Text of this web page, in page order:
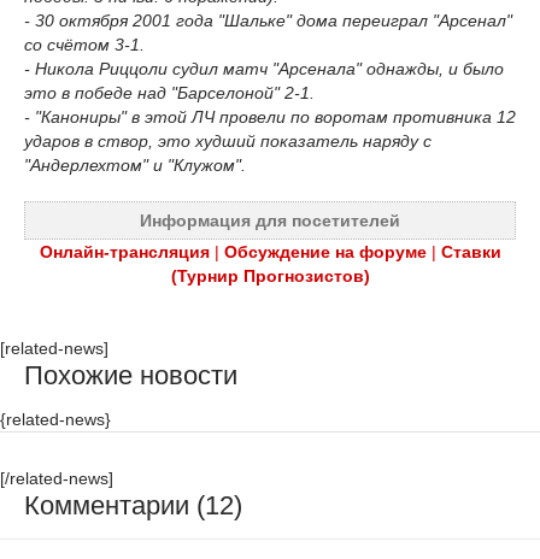
- 30 октября 2001 года "Шальке" дома переиграл "Арсенал"
со счётом 3-1.
- Никола Риццоли судил матч "Арсенала" однажды, и было
это в победе над "Барселоной" 2-1.
- "Канониры" в этой ЛЧ провели по воротам противника 12
ударов в створ, это худший показатель наряду с
"Андерлехтом" и "Клужом".
Информация для посетителей
Онлайн-трансляция| Обсуждение на форуме| Ставки
(Турнир Прогнозистов)
[related-news]
Похожие новости
{related-news}
[/related-news]
Комментарии (12)